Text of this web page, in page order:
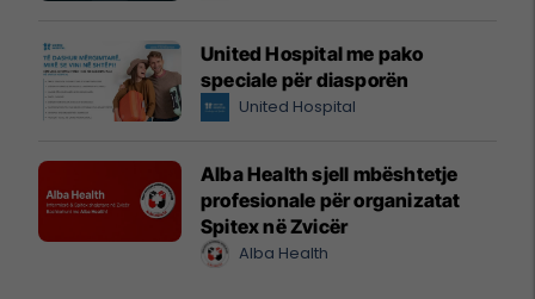
United Hospital me pako
speciale për diasporën
United Hospital
Alba Health sjell mbështetje
profesionale për organizatat
Spitex në Zvicër
Alba Health